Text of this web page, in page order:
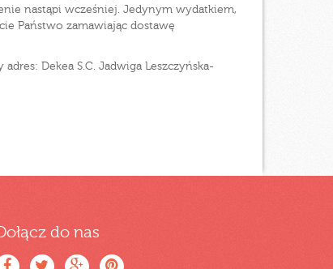
nastąpi wcześniej. Jedynym wydatkiem,
Państwo zamawiając dostawę
Dekea S.C. Jadwiga Leszczyńska-
do nas